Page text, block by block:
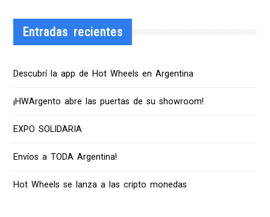
Entradas recientes
Descubrí la app de Hot Wheels en Argentina
¡HWArgento abre las puertas de su showroom!
EXPO SOLIDARIA
Envíos a TODA Argentina!
Hot Wheels se lanza a las cripto monedas